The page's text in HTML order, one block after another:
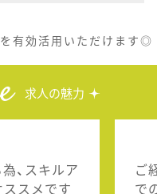
有効活用いただけます◎
求人の魅力
、スキルア
スメです
ご
で